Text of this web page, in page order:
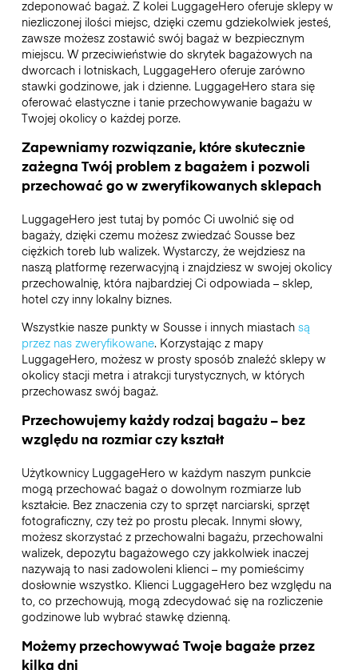
zdeponować bagaż. Z kolei LuggageHero oferuje sklepy w
niezliczonej ilości miejsc, dzięki czemu gdziekolwiek jesteś,
zawsze możesz zostawić swój bagaż w bezpiecznym
miejscu. W przeciwieństwie do skrytek bagażowych na
dworcach i lotniskach, LuggageHero oferuje zarówno
stawki godzinowe, jak i dzienne. LuggageHero stara się
oferować elastyczne i tanie przechowywanie bagażu w
Twojej okolicy o każdej porze.
Zapewniamy rozwiązanie, które skutecznie
zażegna Twój problem z bagażem i pozwoli
przechować go w zweryfikowanych sklepach
LuggageHero jest tutaj by pomóc Ci uwolnić się od
bagaży, dzięki czemu możesz zwiedzać Sousse bez
ciężkich toreb lub walizek. Wystarczy, że wejdziesz na
naszą platformę rezerwacyjną i znajdziesz w swojej okolicy
przechowalnię, która najbardziej Ci odpowiada – sklep,
hotel czy inny lokalny biznes.
Wszystkie nasze punkty w Sousse i innych miastach są
przez nas zweryfikowane. Korzystając z mapy
LuggageHero, możesz w prosty sposób znaleźć sklepy w
okolicy stacji metra i atrakcji turystycznych, w których
przechowasz swój bagaż.
Przechowujemy każdy rodzaj bagażu – bez
względu na rozmiar czy kształt
Użytkownicy LuggageHero w każdym naszym punkcie
mogą przechować bagaż o dowolnym rozmiarze lub
kształcie. Bez znaczenia czy to sprzęt narciarski, sprzęt
fotograficzny, czy też po prostu plecak. Innymi słowy,
możesz skorzystać z przechowalni bagażu, przechowalni
walizek, depozytu bagażowego czy jakkolwiek inaczej
nazywają to nasi zadowoleni klienci – my pomieścimy
dosłownie wszystko. Klienci LuggageHero bez względu na
to, co przechowują, mogą zdecydować się na rozliczenie
godzinowe lub wybrać stawkę dzienną.
Możemy przechowywać Twoje bagaże przez
kilka dni